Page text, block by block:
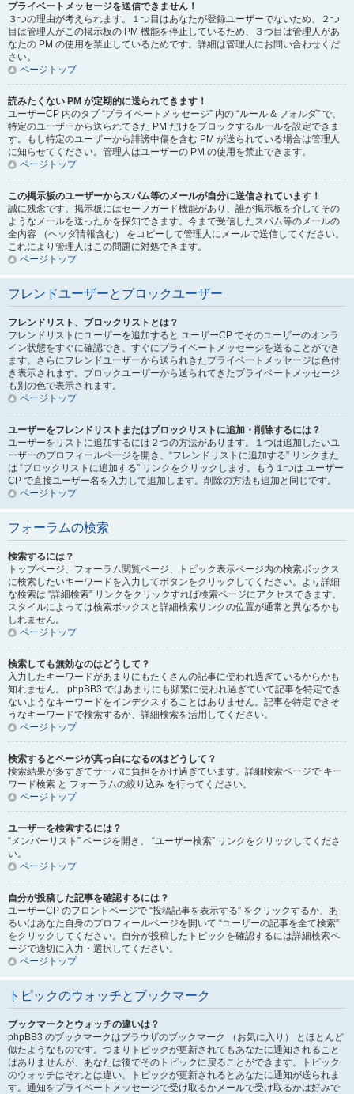
プライベートメッセージを送信できません！
３つの理由が考えられます。１つ目はあなたが登録ユーザーでないため、２つ
目は管理人がこの掲示板の PM 機能を停止しているため、３つ目は管理人があ
なたの PM の使用を禁止しているためです。詳細は管理人にお問い合わせくだ
さい。
ページトップ
読みたくない PM が定期的に送られてきます！
ユーザーCP 内のタブ “プライベートメッセージ” 内の “ルール & フォルダ” で、
特定のユーザーから送られてきた PM だけをブロックするルールを設定できま
す。もし特定のユーザーから誹謗中傷を含む PM が送られている場合は管理人
に知らせてください。管理人はユーザーの PM の使用を禁止できます。
ページトップ
この掲示板のユーザーからスパム等のメールが自分に送信されています！
誠に残念です。掲示板にはセーフガード機能があり、誰が掲示板を介してその
ようなメールを送ったかを探知できます。今まで受信したスパム等のメールの
全内容 （ヘッダ情報含む） をコピーして管理人にメールで送信してください。
これにより管理人はこの問題に対処できます。
ページトップ
フレンドユーザーとブロックユーザー
フレンドリスト、ブロックリストとは？
フレンドリストにユーザーを追加すると ユーザーCP でそのユーザーのオンラ
イン状態をすぐに確認でき、すぐにプライベートメッセージを送ることができ
ます。さらにフレンドユーザーから送られきたプライベートメッセージは色付
き表示されます。ブロックユーザーから送られてきたプライベートメッセージ
も別の色で表示されます。
ページトップ
ユーザーをフレンドリストまたはブロックリストに追加・削除するには？
ユーザーをリストに追加するには２つの方法があります。１つは追加したいユ
ーザーのプロフィールページを開き、“フレンドリストに追加する” リンクまた
は “ブロックリストに追加する” リンクをクリックします。もう１つは ユーザー
CP で直接ユーザー名を入力して追加します。削除の方法も追加と同じです。
ページトップ
フォーラムの検索
検索するには？
トップページ、フォーラム閲覧ページ、トピック表示ページ内の検索ボックス
に検索したいキーワードを入力してボタンをクリックしてください。より詳細
な検索は “詳細検索” リンクをクリックすれば検索ページにアクセスできます。
スタイルによっては検索ボックスと詳細検索リンクの位置が通常と異なるかも
しれません。
ページトップ
検索しても無効なのはどうして？
入力したキーワードがあまりにもたくさんの記事に使われ過ぎているからかも
知れません。 phpBB3 ではあまりにも頻繁に使われ過ぎていて記事を特定でき
ないようなキーワードをインデクスすることはありません。記事を特定できそ
うなキーワードで検索するか、詳細検索を活用してください。
ページトップ
検索するとページが真っ白になるのはどうして？
検索結果が多すぎてサーバに負担をかけ過ぎています。詳細検索ページで キー
ワード検索 と フォーラムの絞り込み を行ってください。
ページトップ
ユーザーを検索するには？
“メンバーリスト” ページを開き、 “ユーザー検索” リンクをクリックしてくださ
い。
ページトップ
自分が投稿した記事を確認するには？
ユーザーCP のフロントページで “投稿記事を表示する” をクリックするか、あ
るいはあなた自身のプロフィールページを開いて “ユーザーの記事を全て検索”
をクリックしてください。自分が投稿したトピックを確認するには詳細検索ペ
ージで適切に入力・選択してください。
ページトップ
トピックのウォッチとブックマーク
ブックマークとウォッチの違いは？
phpBB3 のブックマークはブラウザのブックマーク （お気に入り） とほとんど
似たようなものです。つまりトピックが更新されてもあなたに通知されること
はありませんが、あなたは後でそのトピックに戻ることができます。トピック
のウォッチはそれとは違い、トピックが更新されるとあなたに通知が送られま
す。通知をプライベートメッセージで受け取るかメールで受け取るかは好みで